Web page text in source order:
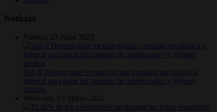
Noticias
Viernes, 23 Junio 2023
Vall d’Hebron pone en marcha una consulta oncológica e
integral para tratar los tumores de adolescentes y jóvenes
adultos
Miércoles, 03 Marzo 2021